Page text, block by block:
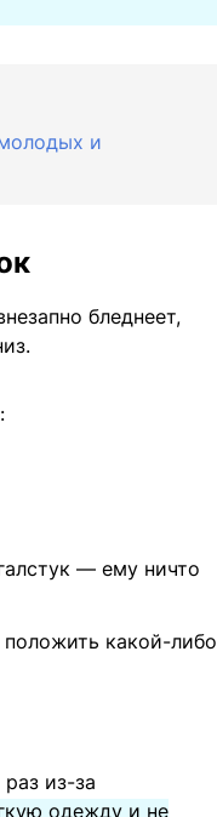
и
бледнеет,
— ему ничто
какой-либо
из-за
одежду и не